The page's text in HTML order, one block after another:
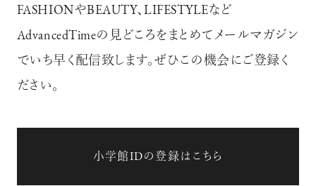
FASHIONやBEAUTY、LIFESTYLEなど
AdvancedTimeの見どころをまとめてメールマガジン
でいち早く配信致します。ぜひこの機会にご登録く
ださい。
小学館IDの登録はこちら